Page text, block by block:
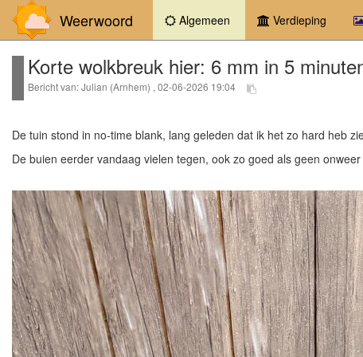
Weerwoord Algemeen (current)Verdieping
Korte wolkbreuk hier: 6 mm in 5
Bericht van: Julian (Arnhem) , 02-06-2026 19:04
De tuin stond in no-time blank, lang geleden dat ik het zo hard heb
De buien eerder vandaag vielen tegen, ook zo goed als geen